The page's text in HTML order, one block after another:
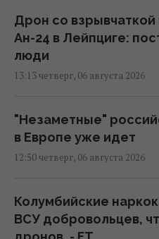
Дрон со взрывчаткой
Ан-24 в Лейпциге:
люди
13:13 четверг, 06 августа 2026
"Незаметные"
в Европе уже идет
12:50 четверг, 06 августа 2026
Колумбийские
ВСУ добровольцев,